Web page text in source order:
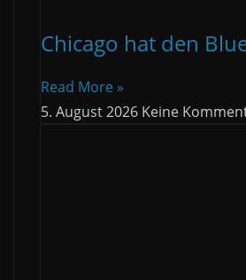
Chicago hat den
Read More »
5. August 2026 Keine